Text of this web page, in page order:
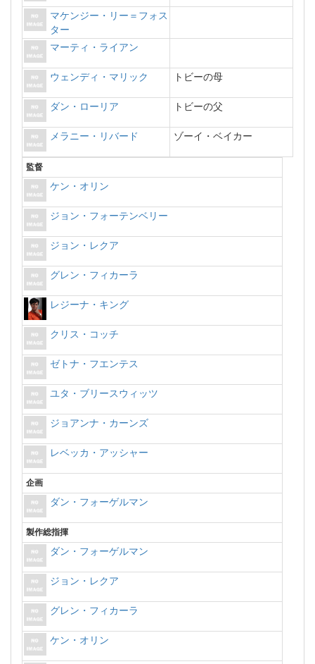
マケンジー・リー＝フォス
ター
マーティ・ライアン
ウェンディ・マリック トビーの母
ダン・ローリア トビーの父
メラニー・リバード ゾーイ・ベイカー
監督
ケン・オリン
ジョン・フォーテンベリー
ジョン・レクア
グレン・フィカーラ
レジーナ・キング
クリス・コッチ
ゼトナ・フエンテス
ユタ・ブリースウィッツ
ジョアンナ・カーンズ
レベッカ・アッシャー
企画
ダン・フォーゲルマン
製作総指揮
ダン・フォーゲルマン
ジョン・レクア
グレン・フィカーラ
ケン・オリン